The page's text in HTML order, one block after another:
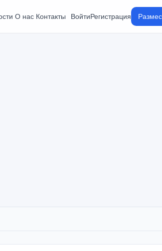
О нас Контакты ВойтиРегистрация